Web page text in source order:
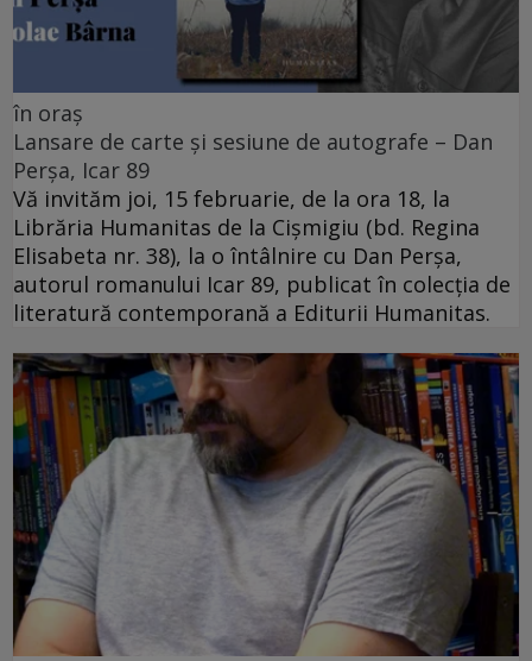
în oraș
Lansare de carte și sesiune de autografe – Dan
Perșa, Icar 89
Vă invităm joi, 15 februarie, de la ora 18, la
Librăria Humanitas de la Cişmigiu (bd. Regina
Elisabeta nr. 38), la o întâlnire cu Dan Perșa,
autorul romanului Icar 89, publicat în colecția de
literatură contemporană a Editurii Humanitas.